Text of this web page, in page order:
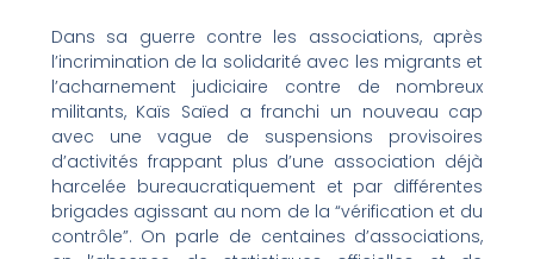
Dans sa guerre contre les associations, après
l’incrimination de la solidarité avec les migrants et
l’acharnement judiciaire contre de nombreux
militants, Kaïs Saïed a franchi un nouveau cap
avec une vague de suspensions provisoires
d’activités frappant plus d’une association déjà
harcelée bureaucratiquement et par différentes
brigades agissant au nom de la “vérification et du
contrôle”. On parle de centaines d’associations,